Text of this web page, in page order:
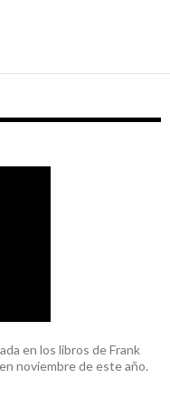
en los libros de Frank
noviembre de este año.